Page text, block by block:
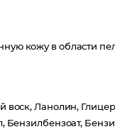
кожу в области
Ланолин,